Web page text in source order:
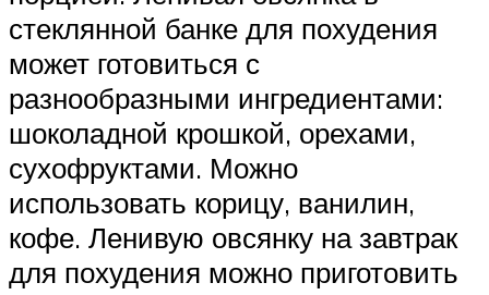
стеклянной банке для похудения
может готовиться с
разнообразными ингредиентами:
шоколадной крошкой, орехами,
сухофруктами. Можно
использовать корицу, ванилин,
кофе. Ленивую овсянку на завтрак
для похудения можно приготовить